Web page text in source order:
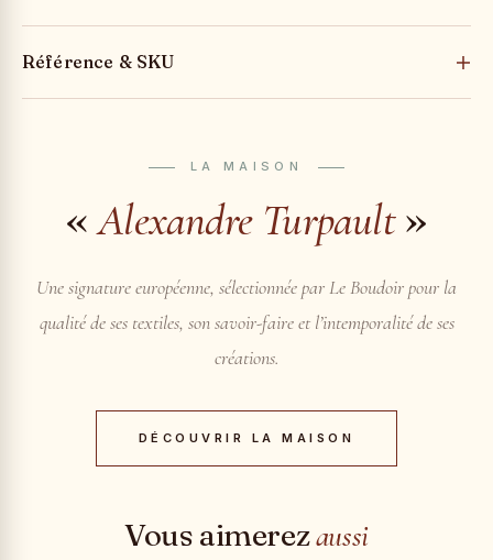
Référence & SKU
LA MAISON
«Alexandre Turpault»
Une signature européenne, sélectionnée par Le Boudoir pour la
qualité de ses textiles, son savoir-faire et l’intemporalité de ses
créations.
DÉCOUVRIR LA MAISON
Vous aimerezaussi